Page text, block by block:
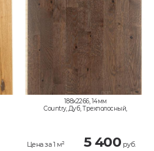
188x2266, 14мм
Country, Дуб, Трехполосный,
Цена за 1 м² 5 400 руб.